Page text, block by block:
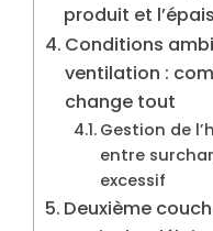
produit et
Conditions
ventilation :
change tout
Gestion de
entre
excessif
Deuxième